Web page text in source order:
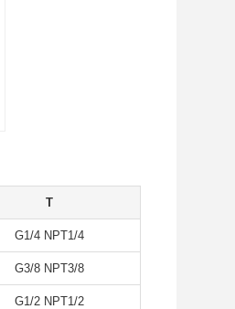
T
G1/4 NPT1/4
G3/8 NPT3/8
G1/2 NPT1/2